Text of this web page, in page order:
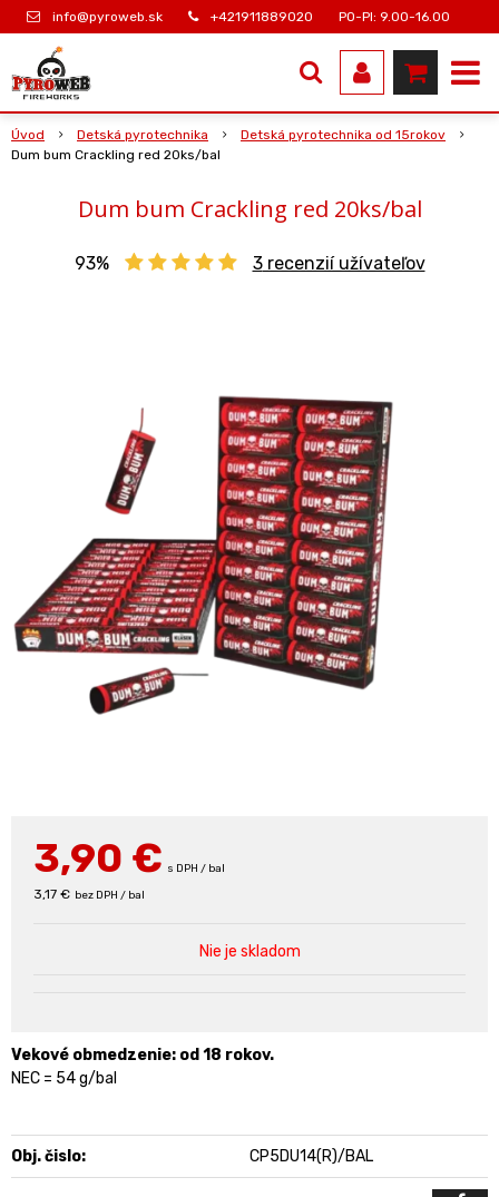
info@pyroweb.sk +421911889020 PO-PI: 9.00-16.00
Úvod Detská pyrotechnika
Detská pyrotechnika od 15rokov
Dum bum Crackling red 20ks/bal
Dum bum Crackling red 20ks/bal
93% 3recenzií užívateľov
3,90 € s DPH / bal
3,17 € bez DPH / bal
Nie je skladom
Vekové obmedzenie: od 18 rokov.
NEC = 54 g/bal
Obj. čislo: CP5DU14(R)/BAL